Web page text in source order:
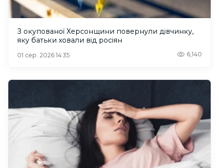
З окупованої Херсонщини повернули дівчинку,
яку батьки ховали від росіян
01 сер. 2026 14:35 6,140